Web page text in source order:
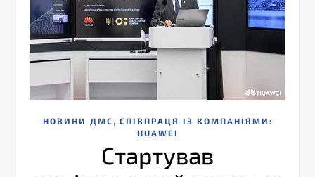
НОВИНИ ДМС , СПІВПРАЦЯ ІЗ КОМПАНІЯМИ:
HUAWEI
Стартував